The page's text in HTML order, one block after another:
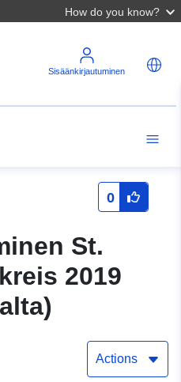
How do you know?
Sisäänkirjautuminen
0
St.
2019
Actions